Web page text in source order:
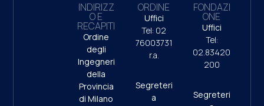
INDIRIZZ
O E
RECAPITI
Ordine
degli
Ingegneri
della
Provincia
di Milano
ORDINE
Uffici
Tel: 02
76003731
r.a.
Segreteri
a
FONDAZI
ONE
Uffici
Tel:
02.83420
200
Segreteri